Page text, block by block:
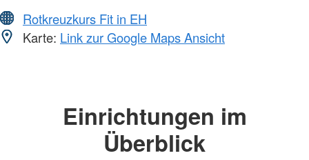
Rotkreuzkurs Fit in EH
Karte: Link zur Google Maps Ansicht
Einrichtungen im
Überblick